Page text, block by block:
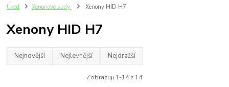
Úvod Xenonové sady Xenony HID H7
Xenony HID H7
Nejnovější Nejlevnější Nejdražší
Zobrazuji 1-14 z 14